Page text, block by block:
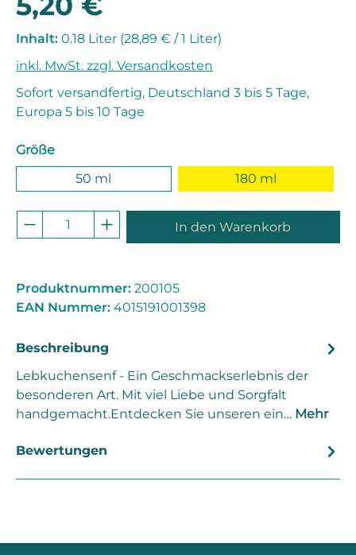
Inhalt: 0.18 Liter (28,89 € / 1 Liter)
inkl. MwSt. zzgl. Versandkosten
Sofort versandfertig, Deutschland 3 bis 5 Tage,
Europa 5 bis 10 Tage
Größeauswählen
50 ml
180 ml
Produkt Anzahl: Gib den
In den Warenkorb
Produktnummer: 200105
EAN Nummer: 4015191001398
Beschreibung
Lebkuchensenf - Ein Geschmackserlebnis der
besonderen Art. Mit viel Liebe und Sorgfalt
handgemacht.Entdecken Sie unseren ein… Mehr
Bewertungen